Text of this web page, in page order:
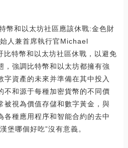
幣和以太坊社區應該休戰:金色財
人兼首席執行官Michael
特幣和以太坊社區休戰，以避免
，強調比特幣和以太坊都擁有強
字資產的未來并準備在其中投入
不和源于每種加密貨幣的不同價
被視為價值存儲和數字黃金，與
各種應用程序和智能合約的去中
堡哪個好吃”沒有意義。